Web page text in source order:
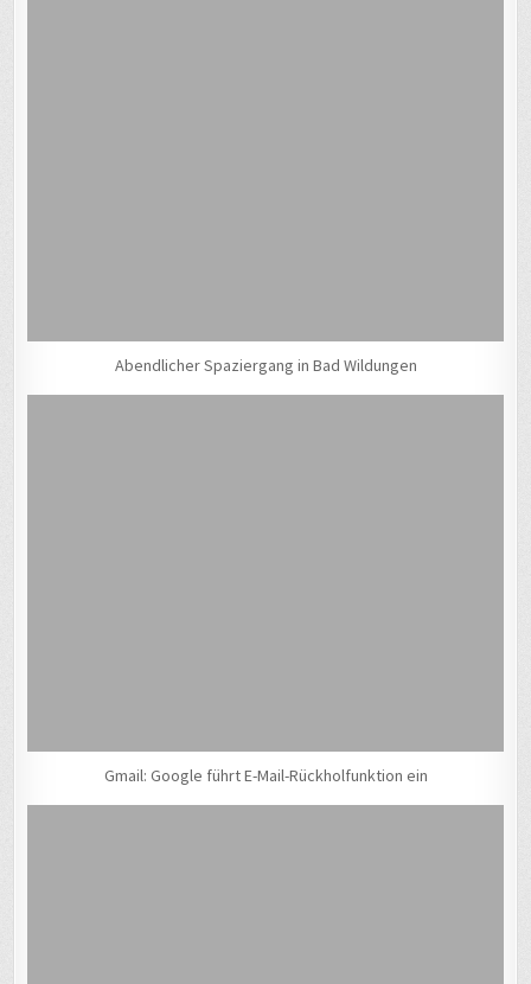
Abendlicher Spaziergang in Bad Wildungen
Gmail: Google führt E-Mail-Rückholfunktion ein